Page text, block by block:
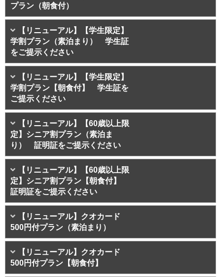
プラン（朝食付）
【リニューアル】【学生限定】
学割プラン（素泊まり） 学生証
をご提示ください
【リニューアル】【学生限定】
学割プラン【朝食付】 学生証を
ご提示ください
【リニューアル】【60歳以上限
定】シニア割プラン（素泊ま
り） 証明証をご提示ください
【リニューアル】【60歳以上限
定】シニア割プラン【朝食付】
証明証をご提示ください
【リニューアル】クオカード
500円付プラン（素泊まり）
【リニューアル】クオカード
500円付プラン【朝食付】